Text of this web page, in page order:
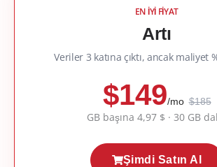
EN İYİ FİYAT
Artı
Veriler 3 katına çıktı, ancak maliyet
$149/mo $185
GB başına 4,97 $ · 30 GB
Şimdi Satın Al